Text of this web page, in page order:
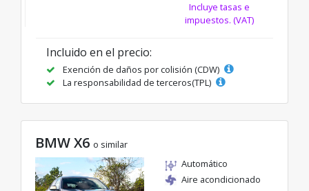
Incluye tasas e
impuestos. (VAT)
Incluido en el precio:
Exención de daños por colisión (CDW)
La responsabilidad de terceros(TPL)
BMW X6 o similar
Automático
Aire acondicionado